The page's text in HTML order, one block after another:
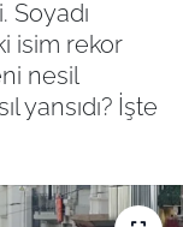
Soyadı
isim rekor
nesil
yansıdı? İşte